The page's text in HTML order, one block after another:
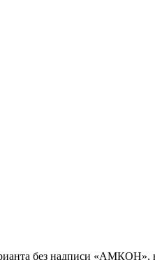
без надписи